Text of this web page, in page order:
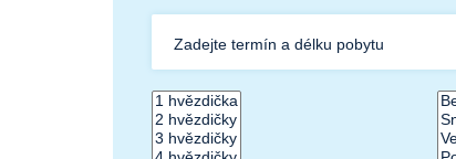
Zadejte termín a délku pobytu